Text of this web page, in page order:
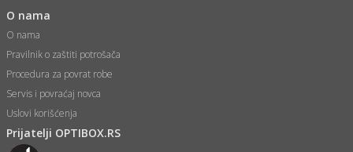
O nama
O nama
Pravilnik o zaštiti potrošača
Procedura za povrat robe
Servis i povraćaj novca
Uslovi korišćenja
Prijatelji OPTIBOX.RS